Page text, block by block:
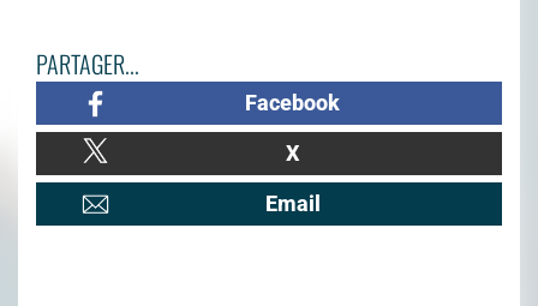
PARTAGER...
Facebook
X
Email